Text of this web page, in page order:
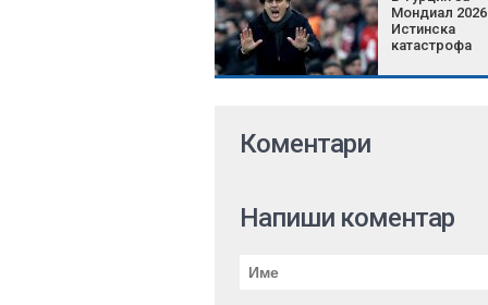
Мондиал
Истинска
катастрофа
Коментари
Напиши коментар